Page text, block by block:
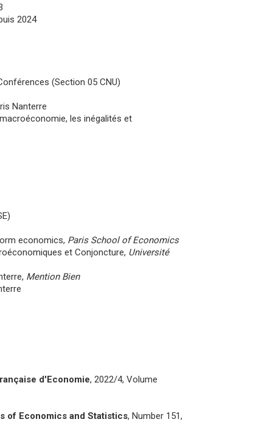
2024
(Section 05 CNU)
Nanterre
les inégalités et
economics, Paris School of Economics
et Conjoncture, Université
Mention Bien
d'Economie, 2022/4, Volume
of Economics and Statistics, Number 151,